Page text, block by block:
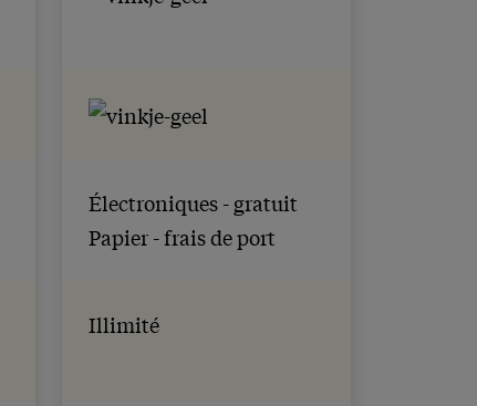
Électroniques - gratuit
Papier - frais de port
Illimité